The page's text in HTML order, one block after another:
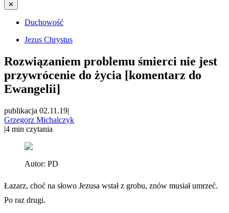
✕
Duchowość
Jezus Chrystus
Rozwiązaniem problemu śmierci nie jest
przywrócenie do życia [komentarz do
Ewangelii]
publikacja 02.11.19|
Grzegorz Michalczyk
|4 min czytania
Autor: PD
Łazarz, choć na słowo Jezusa wstał z grobu, znów musiał umrzeć.
Po raz drugi.